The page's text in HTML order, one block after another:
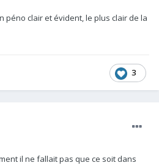
péno clair et évident, le plus clair de la
3
il ne fallait pas que ce soit dans